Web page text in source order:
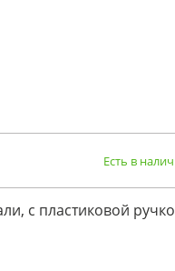
Есть в
с пластиковой